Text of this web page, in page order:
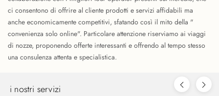
ci consentono di offrire al cliente prodotti e servizi affidabili ma
anche economicamente competitivi, sfatando così il mito della "
convenienza solo online". Particolare attenzione riserviamo ai viaggi
di nozze, proponendo offerte interessanti e offrendo al tempo stesso
una consulenza attenta e specialistica.
i nostri servizi